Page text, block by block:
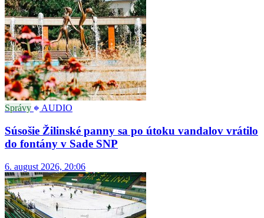
Správy AUDIO
Súsošie Žilinské panny sa po útoku vandalov vrátilo
do fontány v Sade SNP
6. august 2026, 20:06